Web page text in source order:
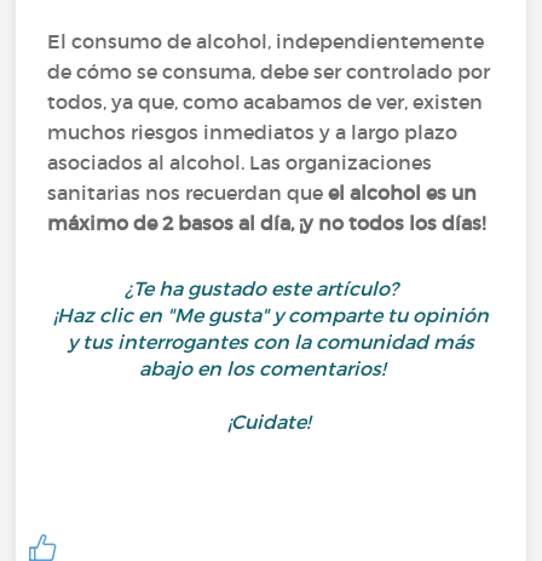
El consumo de alcohol, independientemente
de cómo se consuma, debe ser controlado por
todos, ya que, como acabamos de ver, existen
muchos riesgos inmediatos y a largo plazo
asociados al alcohol. Las organizaciones
sanitarias nos recuerdan queel alcohol es un
máximo de 2 basos al día, ¡y no todos los días!
¿Te ha gustado este artículo?
¡Haz clic en "Me gusta" y comparte tu opinión
y tus interrogantes con la comunidad más
abajo en los comentarios!
¡Cuidate!